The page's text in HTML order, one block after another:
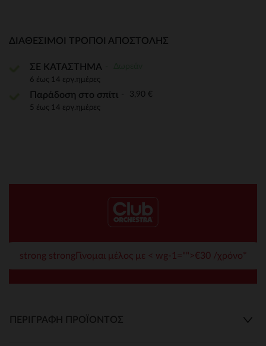
ΔΙΑΘΈΣΙΜΟΙ ΤΡΌΠΟΙ ΑΠΟΣΤΟΛΉΣ
ΣΕ ΚΑΤΑΣΤΗΜΑ
6 έως 14 εργ.ημέρες
Παράδοση στο σπίτι 3,90 €
5 έως 14 εργ.ημέρες
strong strongΓίνομαι μέλος με < wg-1="">€30 /χρόνο*
ΠΕΡΙΓΡΑΦΉ ΠΡΟΪΌΝΤΟΣ